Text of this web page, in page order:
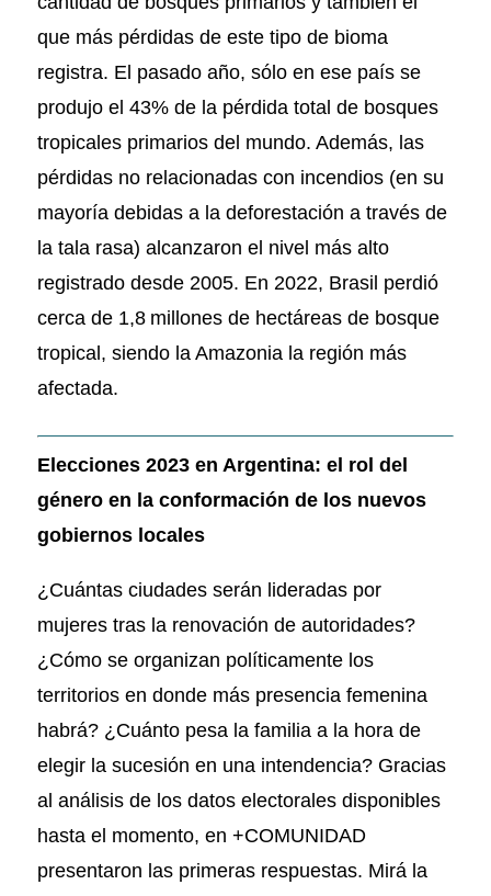
que más pérdidas de este tipo de bioma
registra. El pasado año, sólo en ese país se
produjo el 43% de la pérdida total de bosques
tropicales primarios del mundo. Además, las
pérdidas no relacionadas con incendios (en su
mayoría debidas a la deforestación a través de
la tala rasa) alcanzaron el nivel más alto
registrado desde 2005. En 2022, Brasil perdió
cerca de 1,8 millones de hectáreas de bosque
tropical, siendo la Amazonia la región más
afectada.
Elecciones 2023 en Argentina: el rol del
género en la conformación de los nuevos
gobiernos locales
¿Cuántas ciudades serán lideradas por
mujeres tras la renovación de autoridades?
¿Cómo se organizan políticamente los
territorios en donde más presencia femenina
habrá? ¿Cuánto pesa la familia a la hora de
elegir la sucesión en una intendencia? Gracias
al análisis de los datos electorales disponibles
hasta el momento, en +COMUNIDAD
presentaron las primeras respuestas. Mirá la